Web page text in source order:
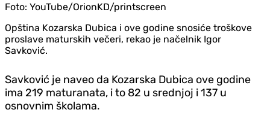
Foto: YouTube/OrionKD/printscreen
Opština Kozarska Dubica i ove godine snosiće troškove
proslave maturskih večeri, rekao je načelnik Igor
Savković.
Savković je naveo da Kozarska Dubica ove godine
ima 219 maturanata, i to 82 u srednjoj i 137 u
osnovnim školama.